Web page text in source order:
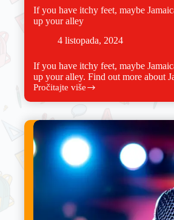
If you have itchy feet, maybe
up your alley
4 listopada, 2024
If you have itchy feet, maybe
up your alley. Find out more about
Pročitajte više